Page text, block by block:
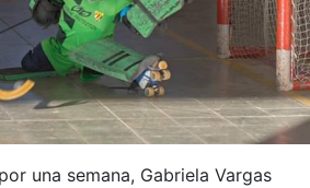
una semana, Gabriela Vargas